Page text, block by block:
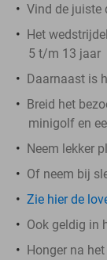
Vind de juiste
Het
5 t/m 13 jaar
Daarnaast is
Breid het
minigolf en
Neem lekker
Of neem bij
Zie hier de
Ook geldig in
Honger na